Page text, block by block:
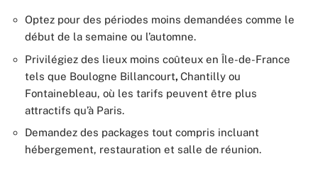
Optez pour des périodes moins demandées comme le
début de la semaine ou l’automne.
Privilégiez des lieux moins coûteux en Île-de-France
tels que Boulogne Billancourt, Chantilly ou
Fontainebleau, où les tarifs peuvent être plus
attractifs qu’à Paris.
Demandez des packages tout compris incluant
hébergement, restauration et salle de réunion.